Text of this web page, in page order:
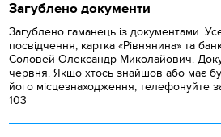
Загублено документи
Загублено гаманець із документами.
посвідчення, картка «Рівнянина» та
Соловей Олександр Миколайович.
червня. Якщо хтось знайшов або має
його місцезнаходження, телефонуйте
103